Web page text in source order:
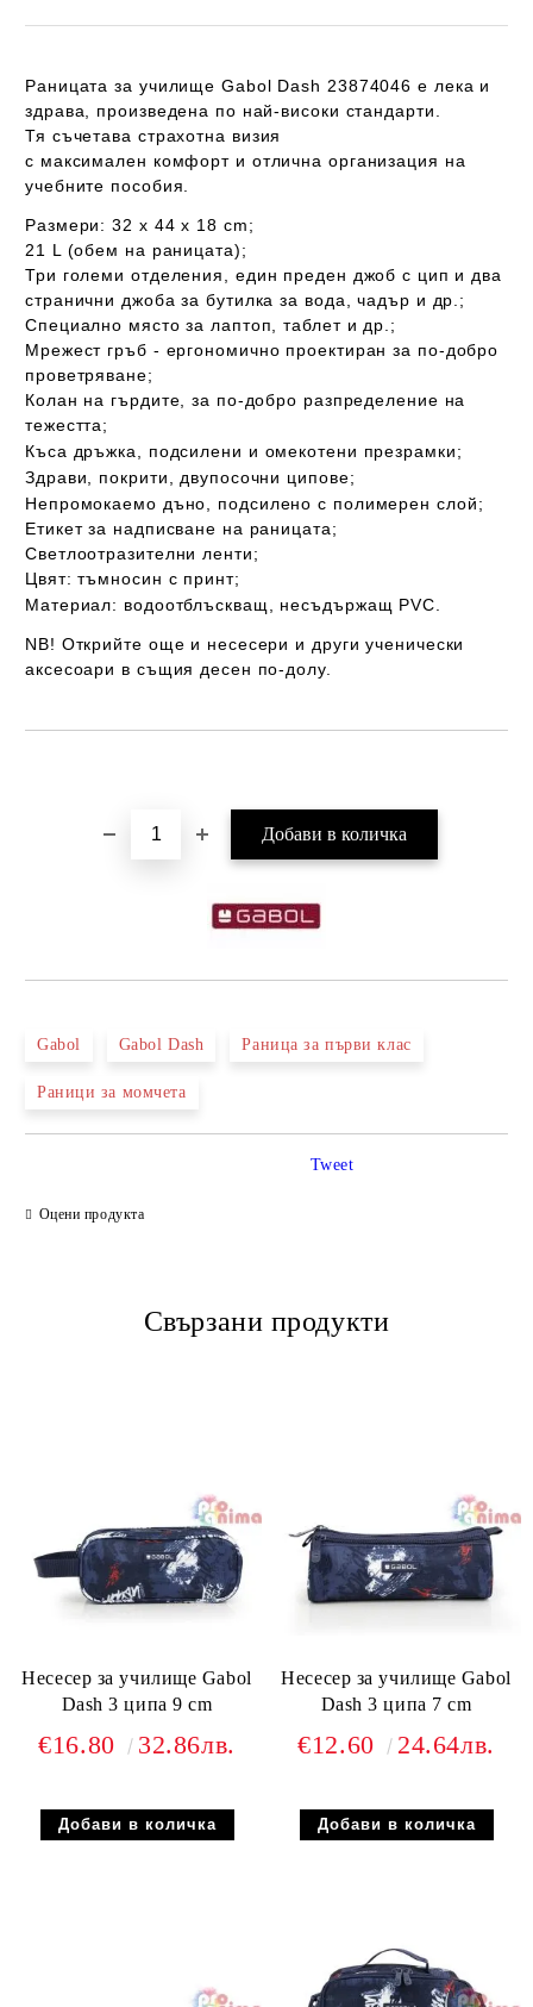
Раницата за училище Gabol Dash 23874046 е лека и
здрава, произведена по най-високи стандарти.
Тя съчетава страхотна визия
с максимален комфорт и отлична организация на
учебните пособия.
Размери:32 x 44 x 18 cm;
21 L (обем на раницата);
Три големи отделения
, един преден джоб с цип и два
странични джоба за бутилка за вода, чадър и др.;
Специално място за лаптоп, таблет и др.;
Мрежест гръб - ергономично проектиран за по-добро
проветряване;
Колан на гърдите, за по-добро разпределение на
тежестта;
Къса дръжка, подсилени и омекотени презрамки;
Здрави, покрити, двупосочни ципове;
Непромокаемо дъно , подсилено с полимерен слой;
Етикет за надписване на раницата;
Светлоотразителни ленти;
Цвят: тъмносин с принт;
Материал: водоотблъскващ , несъдържащ PVC.
NB! Открийте още и несесери и други ученически
аксесоари в същия десен по-долу.
Gabol Gabol Dash Раница за първи клас
Раници за момчета
Оцени продукта
Tweet
Свързани продукти
Несесер за училище Gabol
Dash 3 ципа 9 cm
€16.80 32.86лв.
Несесер за училище Gabol
Dash 3 ципа 7 cm
€12.60 24.64лв.